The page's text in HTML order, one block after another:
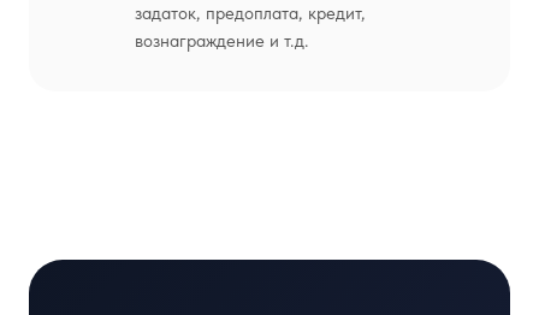
задаток, предоплата, кредит,
вознаграждение и т.д.